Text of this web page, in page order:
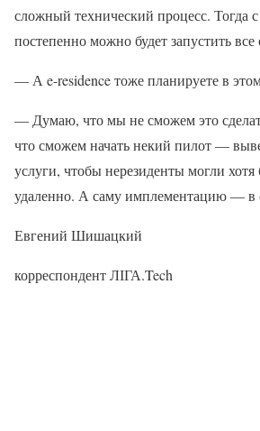
сложный технический процесс. Тогда
постепенно можно будет запустить все
— А e-residence тоже планируете в
— Думаю, что мы не сможем это
что сможем начать некий пилот —
услуги, чтобы нерезиденты могли
удаленно. А саму имплементацию — в
Евгений Шишацкий
корреспондент ЛІГА.Tech